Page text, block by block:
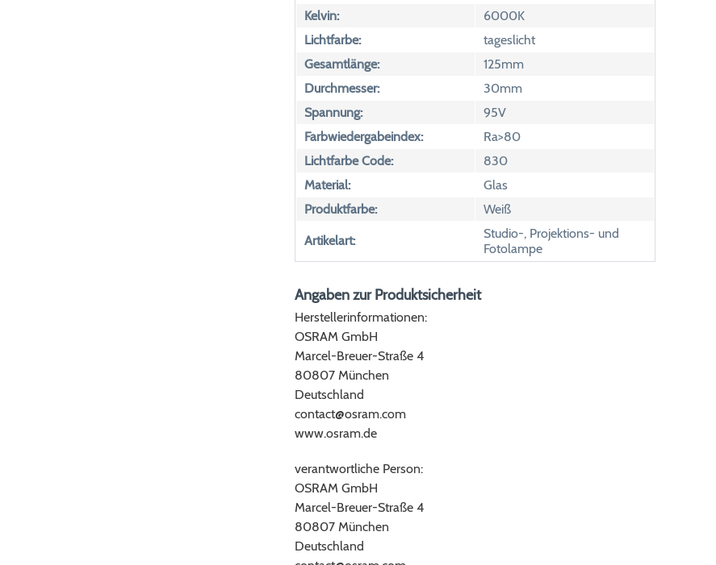
Kelvin:
6000K
Lichtfarbe:
tageslicht
Gesamtlänge:
125mm
Durchmesser:
30mm
Spannung:
95V
Farbwiedergabeindex:
Ra>80
Lichtfarbe Code:
830
Material:
Glas
Produktfarbe:
Weiß
Artikelart:
Studio-, Projektions- und
Fotolampe
Angaben zur Produktsicherheit
Herstellerinformationen:
OSRAM GmbH
Marcel-Breuer-Straße 4
80807 München
Deutschland
contact@osram.com
www.osram.de
verantwortliche Person:
OSRAM GmbH
Marcel-Breuer-Straße 4
80807 München
Deutschland